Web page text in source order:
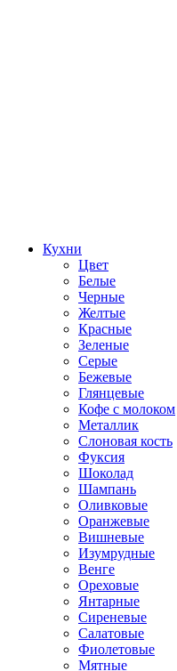
Кухни
Цвет
Белые
Черные
Желтые
Красные
Зеленые
Серые
Бежевые
Глянцевые
Кофе с молоком
Металлик
Слоновая кость
Фуксия
Шоколад
Шампань
Оливковые
Оранжевые
Вишневые
Изумрудные
Венге
Ореховые
Янтарные
Сиреневые
Салатовые
Фиолетовые
Мятные